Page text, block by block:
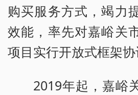
购买服务方式，竭力
效能，率先对嘉峪关
项目实行开放式框架协
2019年起，嘉峪